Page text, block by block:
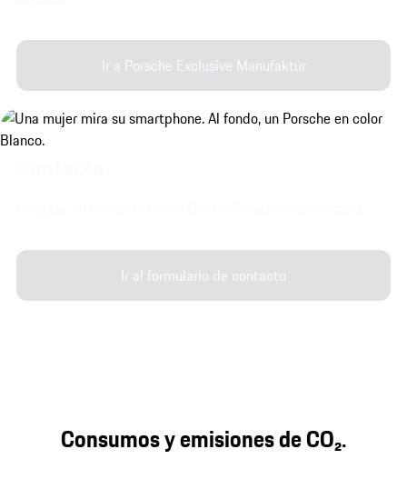
Ir a Porsche Exclusive Manufaktur
Ir al formulario de contacto
Consumos y emisiones de CO₂.